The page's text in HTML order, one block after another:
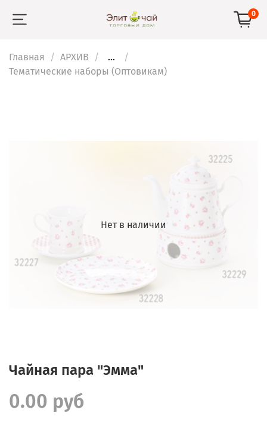
0
Главная АРХИВ
...
Тематические наборы (Оптовикам)
Нет в наличии
Чайная пара "Эмма"
0.00 руб